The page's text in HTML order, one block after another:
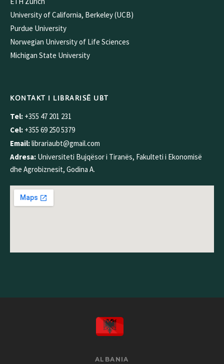
University of California, Berkeley (UCB)
Purdue University
Norwegian University of Life Sciences
Michigan State University
KONTAKT I LIBRARISË UBT
Tel: +355 47 201 231
Cel: +355 69 250 5379
Email:librariaubt@gmail.com
Adresa: Universiteti Bujqësor i Tiranës, Fakulteti i Ekonomisë
dhe Agrobiznesit, Godina A.
ALBANIA